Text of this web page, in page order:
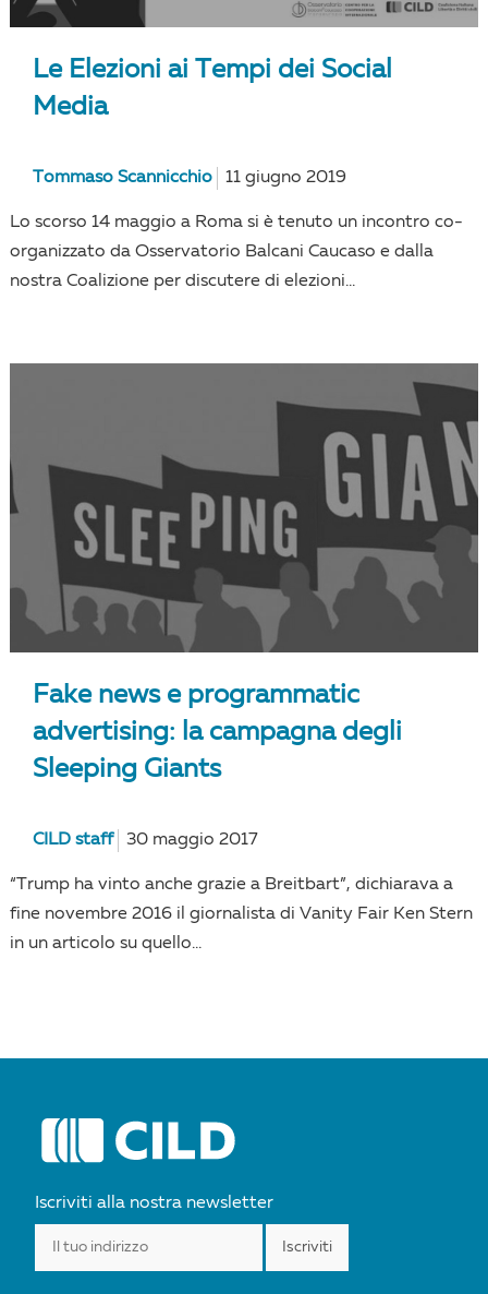
Le Elezioni ai Tempi dei Social
Media
Tommaso Scannicchio 11 giugno 2019
Lo scorso 14 maggio a Roma si è tenuto un incontro co-
organizzato da Osservatorio Balcani Caucaso e dalla
nostra Coalizione per discutere di elezioni...
Fake news e programmatic
advertising: la campagna degli
Sleeping Giants
CILD staff 30 maggio 2017
“Trump ha vinto anche grazie a Breitbart”, dichiarava a
fine novembre 2016 il giornalista di Vanity Fair Ken Stern
in un articolo su quello...
Iscriviti alla nostra newsletter